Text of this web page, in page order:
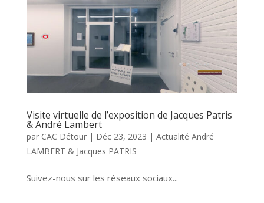
Visite virtuelle de l’exposition de Jacques Patris
& André Lambert
par CAC Détour| Déc 23, 2023 | Actualité André
LAMBERT & Jacques PATRIS
Suivez-nous sur les réseaux sociaux...